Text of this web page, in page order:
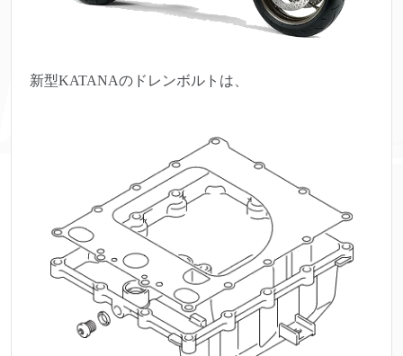
新型KATANAのドレンボルトは、